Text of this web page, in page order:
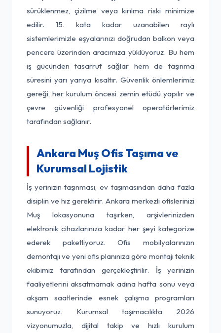
sürüklenmez, çizilme veya kırılma riski minimize
edilir. 15. kata kadar uzanabilen raylı
sistemlerimizle eşyalarınızı doğrudan balkon veya
pencere üzerinden aracımıza yüklüyoruz. Bu hem
iş gücünden tasarruf sağlar hem de taşınma
süresini yarı yarıya kısaltır. Güvenlik önlemlerimiz
gereği, her kurulum öncesi zemin etüdü yapılır ve
çevre güvenliği profesyonel operatörlerimiz
tarafından sağlanır.
Ankara Muş Ofis Taşıma ve
Kurumsal Lojistik
İş yerinizin taşınması, ev taşımasından daha fazla
disiplin ve hız gerektirir. Ankara merkezli ofislerinizi
Muş lokasyonuna taşırken, arşivlerinizden
elektronik cihazlarınıza kadar her şeyi kategorize
ederek paketliyoruz. Ofis mobilyalarınızın
demontajı ve yeni ofis planınıza göre montajı teknik
ekibimiz tarafından gerçekleştirilir. İş yerinizin
faaliyetlerini aksatmamak adına hafta sonu veya
akşam saatlerinde esnek çalışma programları
sunuyoruz. Kurumsal taşımacılıkta 2026
vizyonumuzla, dijital takip ve hızlı kurulum